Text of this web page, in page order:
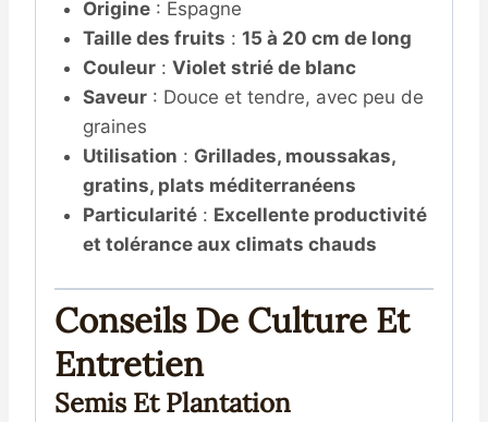
Origine: Espagne
Taille des fruits : 15 à 20 cm de long
Couleur: Violet strié de blanc
Saveur: Douce et tendre, avec peu de
graines
Utilisation : Grillades, moussakas,
gratins, plats méditerranéens
Particularité: Excellente productivité
et tolérance aux climats chauds
Conseils De Culture Et
Entretien
Semis Et Plantation